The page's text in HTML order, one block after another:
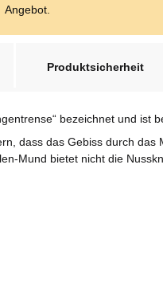
Angebot.
Produktsicherheit
bezeichnet und ist
dass das Gebiss durch
Mund bietet nicht die